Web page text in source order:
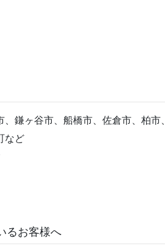
、鎌ヶ谷市、船橋市、佐倉市、柏
など
るお客様へ